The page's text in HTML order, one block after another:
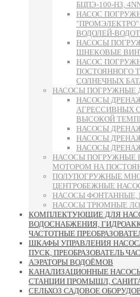
БЦПЭ-100-НЗ,
НАСОС
ВОДОЛЕЙ-
НАСОСЫ
ШНЕКОВЫЕ
НАСОС
ПОСТОЯННОГО
СОЛНЕЧНЫХ
НАСОСЫ ПОГРУЖНЫЕ
НАСОСЫ
АГРЕССИВНЫХ
ВЫСОКОЙ
НАСОСЫ
НАСОСЫ
НАСОСЫ
НАСОСЫ ПОГРУЖНЫЕ
МОТОРОМ НА
ПОЛУПОГРУЖНЫЕ
ЦЕНТРОБЕЖНЫЕ
НАСОСЫ ФОНТАННЫЕ,
НАСОСЫ ТРЮМНЫЕ
КОМПЛЕКТУЮЩИЕ ДЛЯ
ВОДОСНАБЖЕНИЯ,
ЧАСТОТНЫЕ
ШКАФЫ УПРАВЛЕНИЯ
ПУСК, ПРЕОБРАЗОВАТЕЛЬ
АЭРАТОРЫ ВОДОЁМОВ
КАНАЛИЗАЦИОННЫЕ
СТАНЦИИ ПРОМЫШЛ,
СЕЛЬХОЗ САДОВОЕ